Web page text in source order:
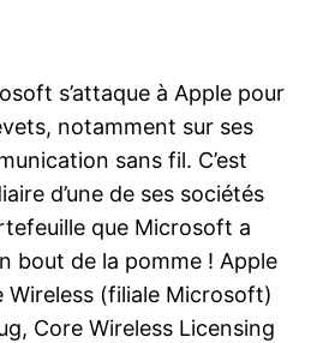
s’attaque à Apple pour
notamment sur ses
sans fil. C’est
d’une de ses sociétés
que Microsoft a
bout de la pomme ! Apple
Wireless (filiale Microsoft)
Core Wireless Licensing